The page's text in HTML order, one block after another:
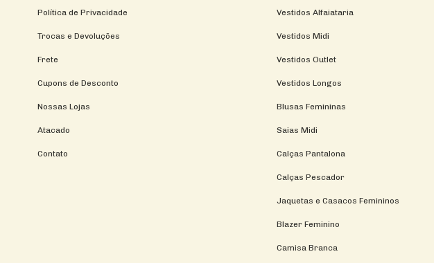
Política de Privacidade
Trocas e Devoluções
Frete
Cupons de Desconto
Nossas Lojas
Atacado
Contato
Vestidos Alfaiataria
Vestidos Midi
Vestidos Outlet
Vestidos Longos
Blusas Femininas
Saias Midi
Calças Pantalona
Calças Pescador
Jaquetas e Casacos Femininos
Blazer Feminino
Camisa Branca